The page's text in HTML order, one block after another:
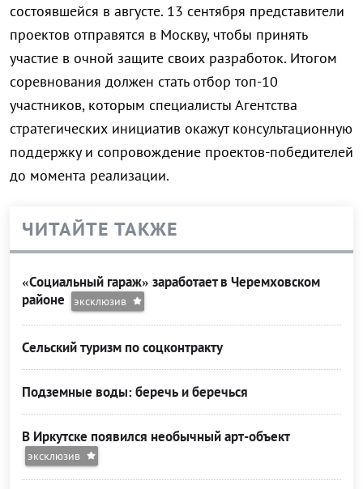
состоявшейся в августе. 13 сентября представители
проектов отправятся в Москву, чтобы принять
участие в очной защите своих разработок. Итогом
соревнования должен стать отбор топ-10
участников, которым специалисты Агентства
стратегических инициатив окажут консультационную
поддержку и сопровождение проектов-победителей
до момента реализации.
ЧИТАЙТЕ ТАКЖЕ
«Социальный гараж» заработает в Черемховском
районе
эксклюзив
Сельский туризм по соцконтракту
Подземные воды: беречь и беречься
В Иркутске появился необычный арт-объект
эксклюзив